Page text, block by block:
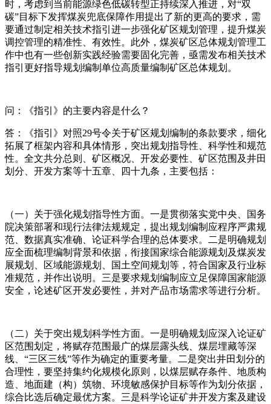
时，考虑到当前能源绿色低碳转型正持续深入推进，对“双
碳”目标下发挥煤炭兜底保障作用提出了新的更高的要求，需
要通过制定相关技术指引进一步强化矿区规划管理，提升煤炭
调控管理的精准性、有效性。此外，煤炭矿区总体规划管理工
作中也有一些创新实践经验需要固化完善，亟需发布相关技术
指引更好指导规划编制单位高质量编制矿区总体规划。
问：《指引》的主要内容是什么？
答：《指引》对照29号令关于矿区规划编制的条款要求，细化
拓展了框架内容和具体情形，突出规划指导性、科学性和规范
性。全文共分总则、矿区概况、开发必要性、矿区范围及井田
划分、开发方案等十五章、四十九条，主要包括：
（一）关于强化规划指导性方面。一是贯彻落实党中央、国务
院决策部署和现行法律法规规定，提出规划编制应程序严肃规
范、数据真实准确、论证科学合理的总体要求。二是明确规划
应全面梳理编制背景和依据，衔接国家综合能源规划及煤炭发
展规划、区域能源规划、国土空间规划等，符合国家及行业标
准规范，并作出说明。三是要求规划编制应立足保障国家能源
安全，论述矿区开发必要性，并对产品市场需求等进行分析。
（二）关于突出规划科学性方面。一是明确规划应深入论证矿
区范围划定，将赋存范围最广的煤层露头线、煤层埋藏等深
线、“三区三线”等作为确定的重要考量。二是突出井田划分的
合理性，要坚持集约化规模化原则，以煤层赋存条件、地质构
造、地面建（构）筑物、环境敏感保护目标等作为划分依据，
综合比选后确定最优方案。三是科学论证矿井开发方案及建设